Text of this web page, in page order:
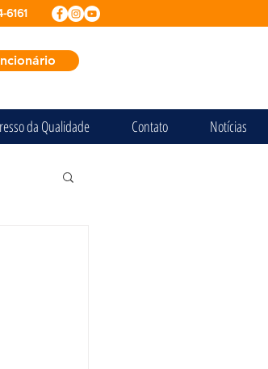
6161
da Qualidade Contato Notícias